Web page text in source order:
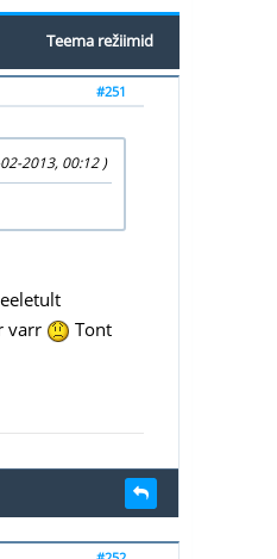
Teema režiimid
#251
2013, 00:12 )
varr
Tont